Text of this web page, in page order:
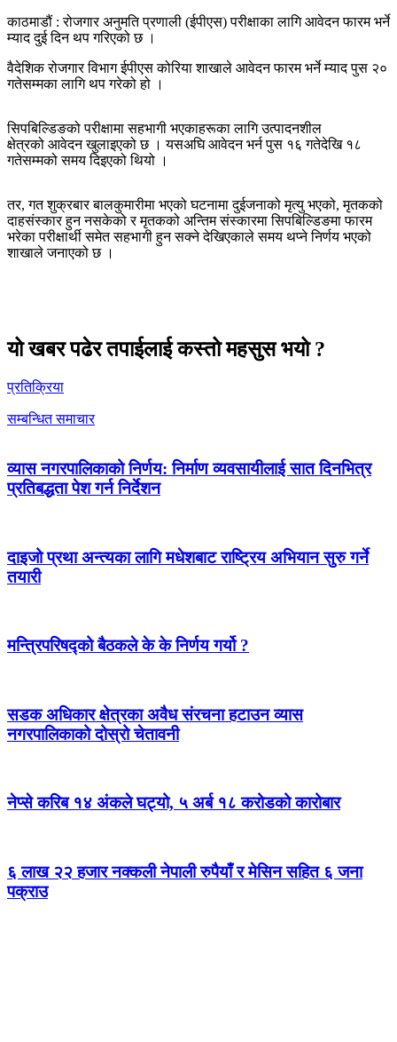
काठमाडौं : रोजगार अनुमति प्रणाली (ईपीएस) परीक्षाका लागि आवेदन फारम भर्ने
म्याद दुई दिन थप गरिएको छ ।
वैदेशिक रोजगार विभाग ईपीएस कोरिया शाखाले आवेदन फारम भर्ने म्याद पुस २०
गतेसम्मका लागि थप गरेको हो ।
सिपबिल्डिङको परीक्षामा सहभागी भएकाहरूका लागि उत्पादनशील
क्षेत्रको आवेदन खुलाइएको छ । यसअघि आवेदन भर्न पुस १६ गतेदेखि १८
गतेसम्मको समय दिइएको थियो ।
तर, गत शुक्रबार बालकुमारीमा भएको घटनामा दुईजनाको मृत्यु भएको, मृतकको
दाहसंस्कार हुन नसकेको र मृतकको अन्तिम संस्कारमा सिपबिल्डिङमा फारम
भरेका परीक्षार्थी समेत सहभागी हुन सक्ने देखिएकाले समय थप्ने निर्णय भएको
शाखाले जनाएको छ ।
यो खबर पढेर तपाईलाई कस्तो महसुस भयो ?
प्रतिक्रिया
सम्बन्धित समाचार
व्यास नगरपालिकाको निर्णय: निर्माण व्यवसायीलाई सात दिनभित्र
प्रतिबद्धता पेश गर्न निर्देशन
दाइजो प्रथा अन्त्यका लागि मधेशबाट राष्ट्रिय अभियान सुरु गर्ने
तयारी
मन्त्रिपरिषद्को बैठकले के के निर्णय गर्यो ?
सडक अधिकार क्षेत्रका अवैध संरचना हटाउन व्यास
नगरपालिकाको दोस्रो चेतावनी
नेप्से करिब १४ अंकले घट्यो, ५ अर्ब १८ करोडको कारोबार
६ लाख २२ हजार नक्कली नेपाली रुपैयाँ र मेसिन सहित ६ जना
पक्राउ